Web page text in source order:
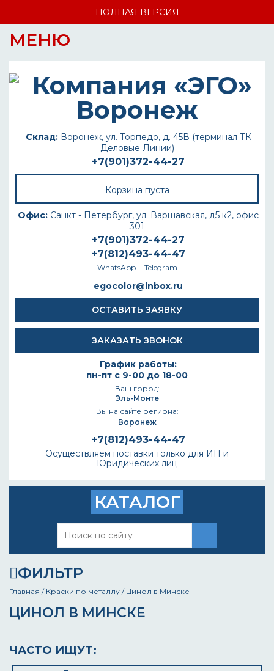
ПОЛНАЯ ВЕРСИЯ
МЕНЮ
Склад:Воронеж, ул. Торпедо, д. 45В (терминал ТК
Деловые Линии)
+7(901)372-44-27
Корзина пуста
Офис: Санкт - Петербург, ул. Варшавская, д5 к2, офис
301
+7(901)372-44-27
+7(812)493-44-47
WhatsApp Telegram
egocolor@inbox.ru
ОСТАВИТЬ ЗАЯВКУ
ЗАКАЗАТЬ ЗВОНОК
График работы:
пн-пт с 9-00 до 18-00
Ваш город:
Эль-Монте
Вы на сайте региона:
Воронеж
+7(812)493-44-47
Осуществляем поставки только для ИП и
Юридических лиц
КАТАЛОГ
ФИЛЬТР
Главная / Краски по металлу / Цинол в Минске
ЦИНОЛ В МИНСКЕ
ЧАСТО ИЩУТ: